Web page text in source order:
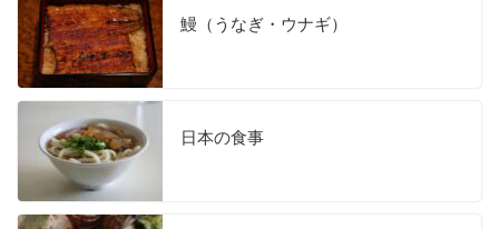
鰻（うなぎ・ウナギ）
日本の食事